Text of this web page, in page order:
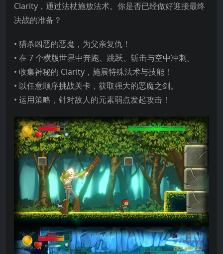
Clarity，通过法杖施放法术。你是否已经做好迎接最终
决战的准备？
• 猎杀凶恶的恶魔，为父亲复仇！
• 在 7 个横版世界中奔跑、跳跃、斩击与空中冲刺。
• 收集神秘的 Clarity，施展特殊法术与技能！
• 以任意顺序挑战关卡，获取强大的恶魔之剑。
• 运用策略，针对敌人的元素弱点发起攻击！